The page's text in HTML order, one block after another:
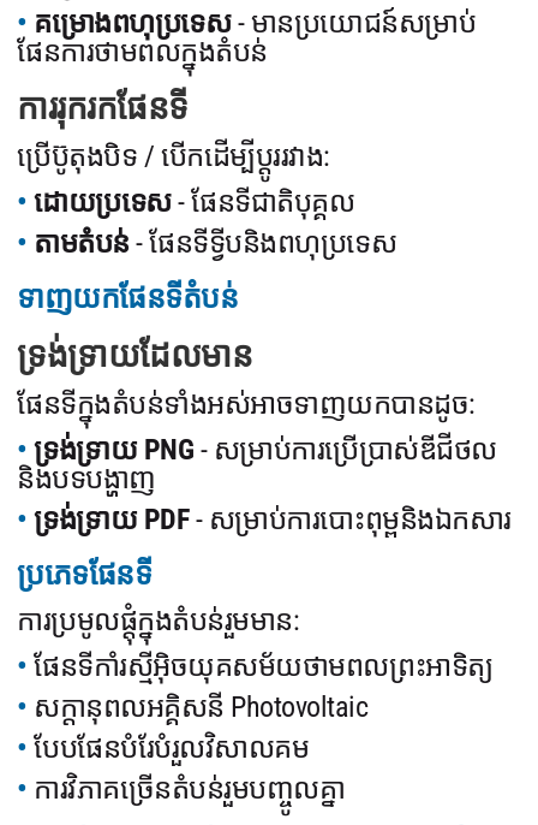
គម្រោងពហុប្រទេស- មានប្រយោជន៍សម្រាប់
ផែនការថាមពលក្នុងតំបន់
ការរុករកផែនទី
ប្រើប៊ូតុងបិទ / បើកដើម្បីប្តូររវាង:
ដោយប្រទេស- ផែនទីជាតិបុគ្គល
តាមតំបន់ - ផែនទីទ្វីបនិងពហុប្រទេស
ទាញយកផែនទីតំបន់
ទ្រង់ទ្រាយដែលមាន
ផែនទីក្នុងតំបន់ទាំងអស់អាចទាញយកបានដូច:
ទ្រង់ទ្រាយ PNG - សម្រាប់ការប្រើប្រាស់ឌីជីថល
និងបទបង្ហាញ
ទ្រង់ទ្រាយ PDF- សម្រាប់ការបោះពុម្ពនិងឯកសារ
ប្រភេទផែនទី
ការប្រមូលផ្ដុំក្នុងតំបន់រួមមាន:
ផែនទីកាំរស្មីអ៊ិចយុគសម័យថាមពលព្រះអាទិត្យ
សក្តានុពលអគ្គិសនី Photovoltaic
បែបផែនបំរែបំរួលវិសាលគម
ការវិភាគច្រើនតំបន់រួមបញ្ចូលគ្នា